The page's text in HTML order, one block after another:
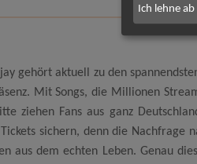
gehört aktuell zu den
Mit Songs, die Millionen
ziehen Fans aus ganz
sichern, denn die Nachfrage
aus dem echten Leben. Genau
Ich lehne ab